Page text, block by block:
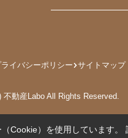
ライバシーポリシー サイトマップ
不動産Labo All Rights Reserved.
Cookie）を使用しています。